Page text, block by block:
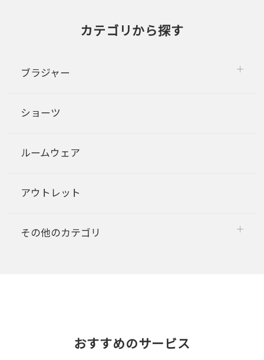
カテゴリから探す
ブラジャー
ショーツ
ルームウェア
アウトレット
その他のカテゴリ
おすすめのサービス